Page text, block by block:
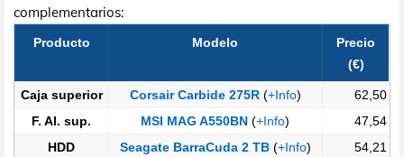
complementarios:
Producto Modelo
Precio
(€)
Caja superior Corsair Carbide 275R(+Info)
62,50
F. Al. sup.
MSI MAG A550BN (+Info)
47,54
HDD
Seagate BarraCuda 2 TB(+Info)
54,21